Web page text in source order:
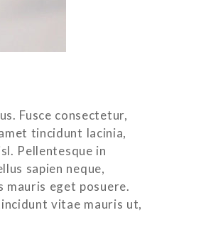
Fusce consectetur,
tincidunt lacinia,
Pellentesque in
sapien neque,
mauris eget posuere.
vitae mauris ut,